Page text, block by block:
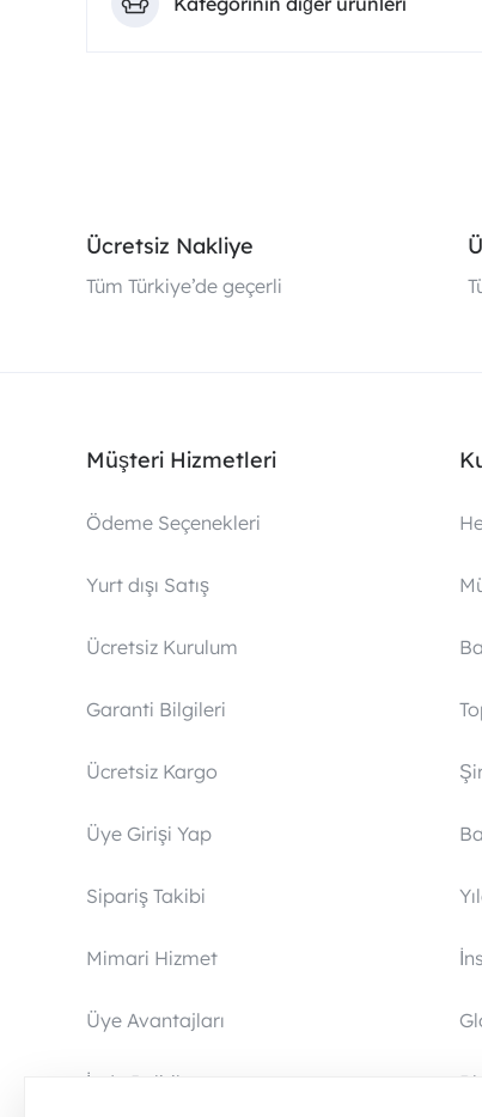
Ücretsiz Nakliye
Tüm Türkiye’de geçerli
Müşteri Hizmetleri
Ödeme Seçenekleri
Yurt dışı Satış
Ücretsiz Kurulum
Garanti Bilgileri
Ücretsiz Kargo
Üye Girişi Yap
Sipariş Takibi
Mimari Hizmet
Üye Avantajları
İade Politikası